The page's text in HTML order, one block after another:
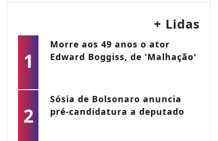
+ Lidas
1
Morre aos 49 anos o ator
Edward Boggiss, de 'Malhação'
2
Sósia de Bolsonaro anuncia
pré-candidatura a deputado